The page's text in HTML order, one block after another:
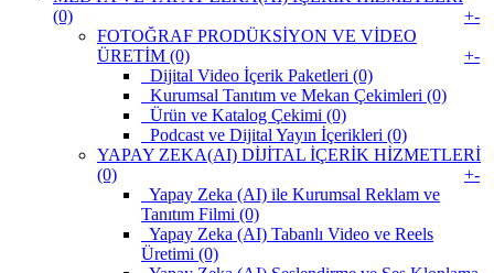
(0)
+-
FOTOĞRAF PRODÜKSİYON VE VİDEO
ÜRETİM (0)
+-
Dijital Video İçerik Paketleri (0)
Kurumsal Tanıtım ve Mekan Çekimleri (0)
Ürün ve Katalog Çekimi (0)
Podcast ve Dijital Yayın İçerikleri (0)
YAPAY ZEKA(AI) DİJİTAL İÇERİK HİZMETLERİ
(0)
+-
Yapay Zeka (AI) ile Kurumsal Reklam ve
Tanıtım Filmi (0)
Yapay Zeka (AI) Tabanlı Video ve Reels
Üretimi (0)